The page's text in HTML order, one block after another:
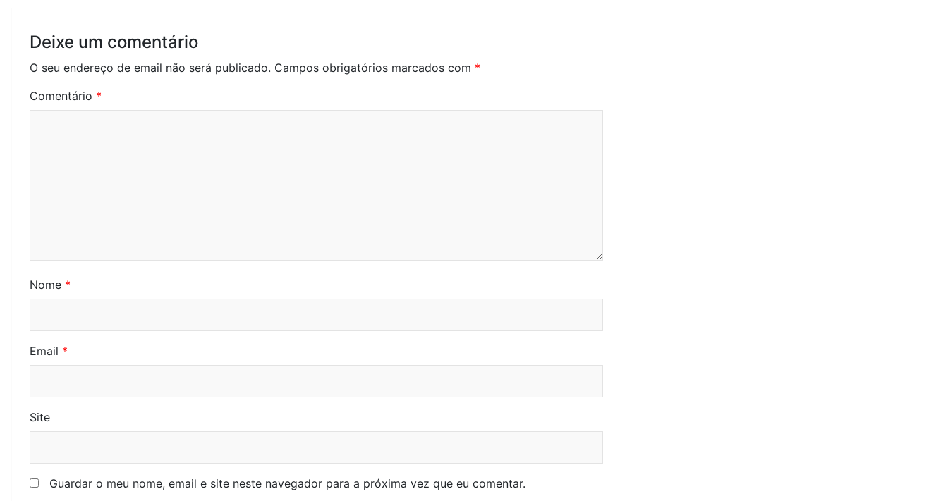
Deixe um comentário
O seu endereço de email não será publicado. Campos obrigatórios marcados com *
Comentário *
Nome *
Email *
Site
Guardar o meu nome, email e site neste navegador para a próxima vez que eu comentar.